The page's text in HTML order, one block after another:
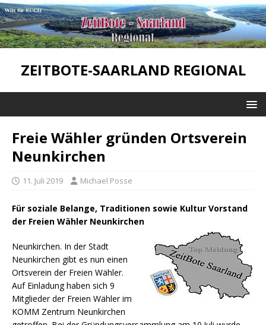
ZEITBOTE-SAARLAND REGIONAL
Freie Wähler gründen Ortsverein
Neunkirchen
11. Juli 2019 Michael Posse
Für soziale Belange, Traditionen sowie Kultur Vorstand
der Freien Wähler Neunkirchen
Neunkirchen. In der Stadt
Neunkirchen gibt es nun einen
Ortsverein der Freien Wähler.
Auf Einladung haben sich 9
Mitglieder der Freien Wähler im
KOMM Zentrum Neunkirchen